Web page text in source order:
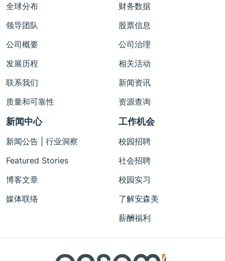
全球分布
领导团队
公司概要
发展历程
联系我们
质量和可靠性
财务数据
股票信息
公司治理
相关活动
新闻资讯
资源查询
新闻中心
新闻公告 | 行业洞察
Featured Stories
博客文章
媒体联络
工作机会
校园招聘
社会招聘
校园实习
了解安森美
薪酬福利